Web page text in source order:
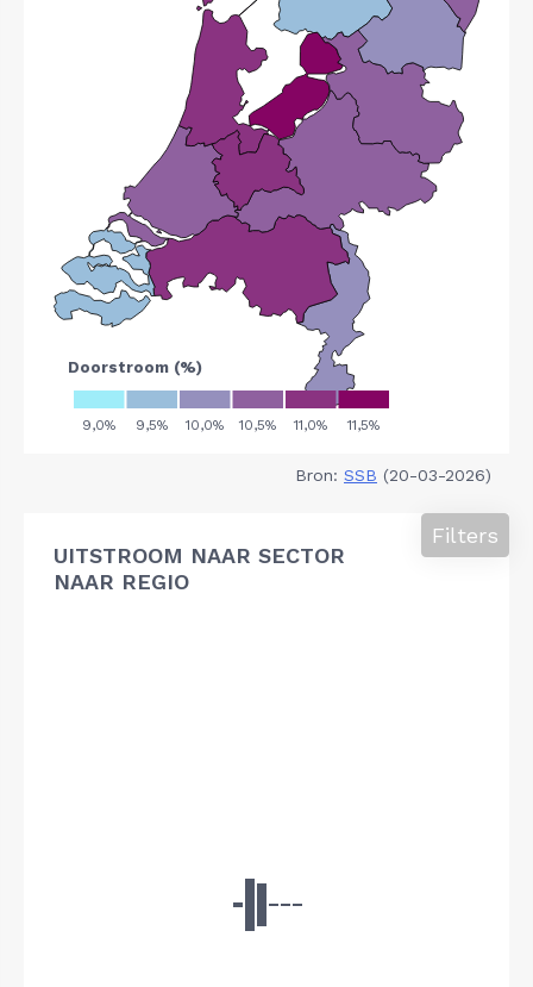
Bron: SSB (20-03-2026)
UITSTROOM NAAR SECTOR
NAAR REGIO
Filters